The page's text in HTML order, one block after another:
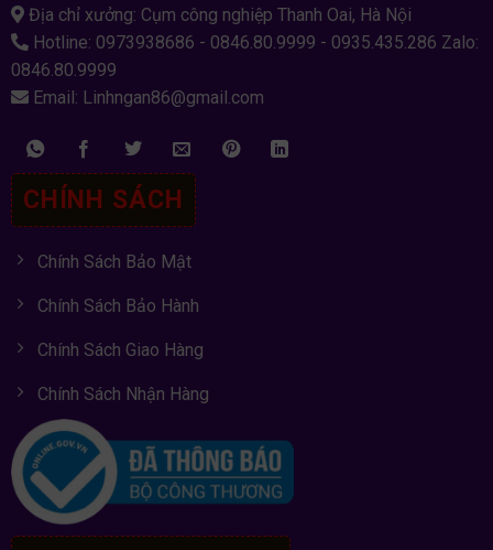
Địa chỉ xưởng: Cụm công nghiệp Thanh Oai, Hà Nội
Hotline: 0973938686 - 0846.80.9999 - 0935.435.286 Zalo:
0846.80.9999
Email: Linhngan86@gmail.com
CHÍNH SÁCH
Chính Sách Bảo Mật
Chính Sách Bảo Hành
Chính Sách Giao Hàng
Chính Sách Nhận Hàng